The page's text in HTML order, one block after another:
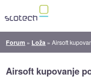
Forum » Loža »Airsoft
Airsoft kupovanje